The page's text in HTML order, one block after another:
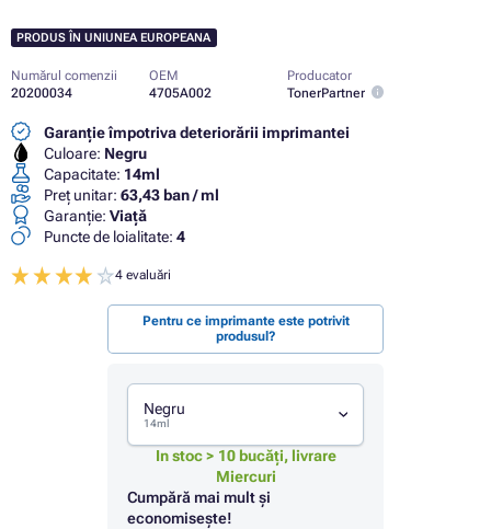
PRODUS ÎN UNIUNEA EUROPEANA
Numărul comenzii
20200034
OEM
4705A002
Producator
TonerPartner
Garanție împotriva deteriorării imprimantei
Culoare: Negru
Capacitate: 14ml
Preț unitar: 63,43 ban / ml
Garanţie: Viaţă
Puncte de loialitate: 4
4 evaluări
Pentru ce imprimante este potrivit
produsul?
Negru
14ml
In stoc > 10 bucăți, livrare
Miercuri
Cumpără mai mult și
economisește!